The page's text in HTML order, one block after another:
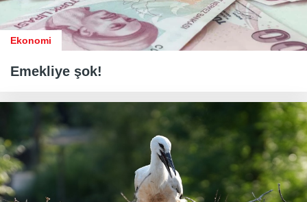
Ekonomi
Emekliye şok!